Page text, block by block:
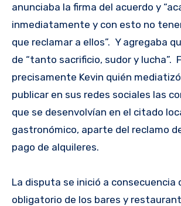
anunciaba la firma del acuerdo y
inmediatamente y con esto no
que reclamar a ellos”. Y agregaba
de “tanto sacrificio, sudor y lucha”.
precisamente Kevin quién
publicar en sus redes sociales las
que se desenvolvían en el citado
gastronómico, aparte del reclamo
pago de alquileres.
La disputa se inició a consecuencia
obligatorio de los bares y